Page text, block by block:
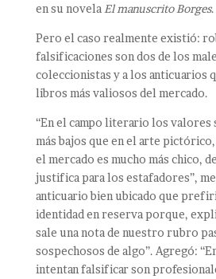
en su novela El manuscrito Borges.
Pero el caso realmente existió:
falsificaciones son dos de los
coleccionistas y a los anticuarios
libros más valiosos del mercado.
“En el campo literario los valores
más bajos que en el arte
el mercado es mucho más chico,
justifica para los estafadores”,
anticuario bien ubicado que
identidad en reserva porque,
sale una nota de nuestro rubro
sospechosos de algo”. Agregó:
intentan falsificar son